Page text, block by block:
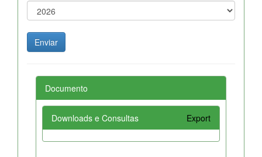
Documento
Downloads e Consultas Export